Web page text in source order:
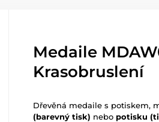
Medaile
Krasobruslení
Dřevěná medaile s potiskem,
(barevný tisk) nebo potisku